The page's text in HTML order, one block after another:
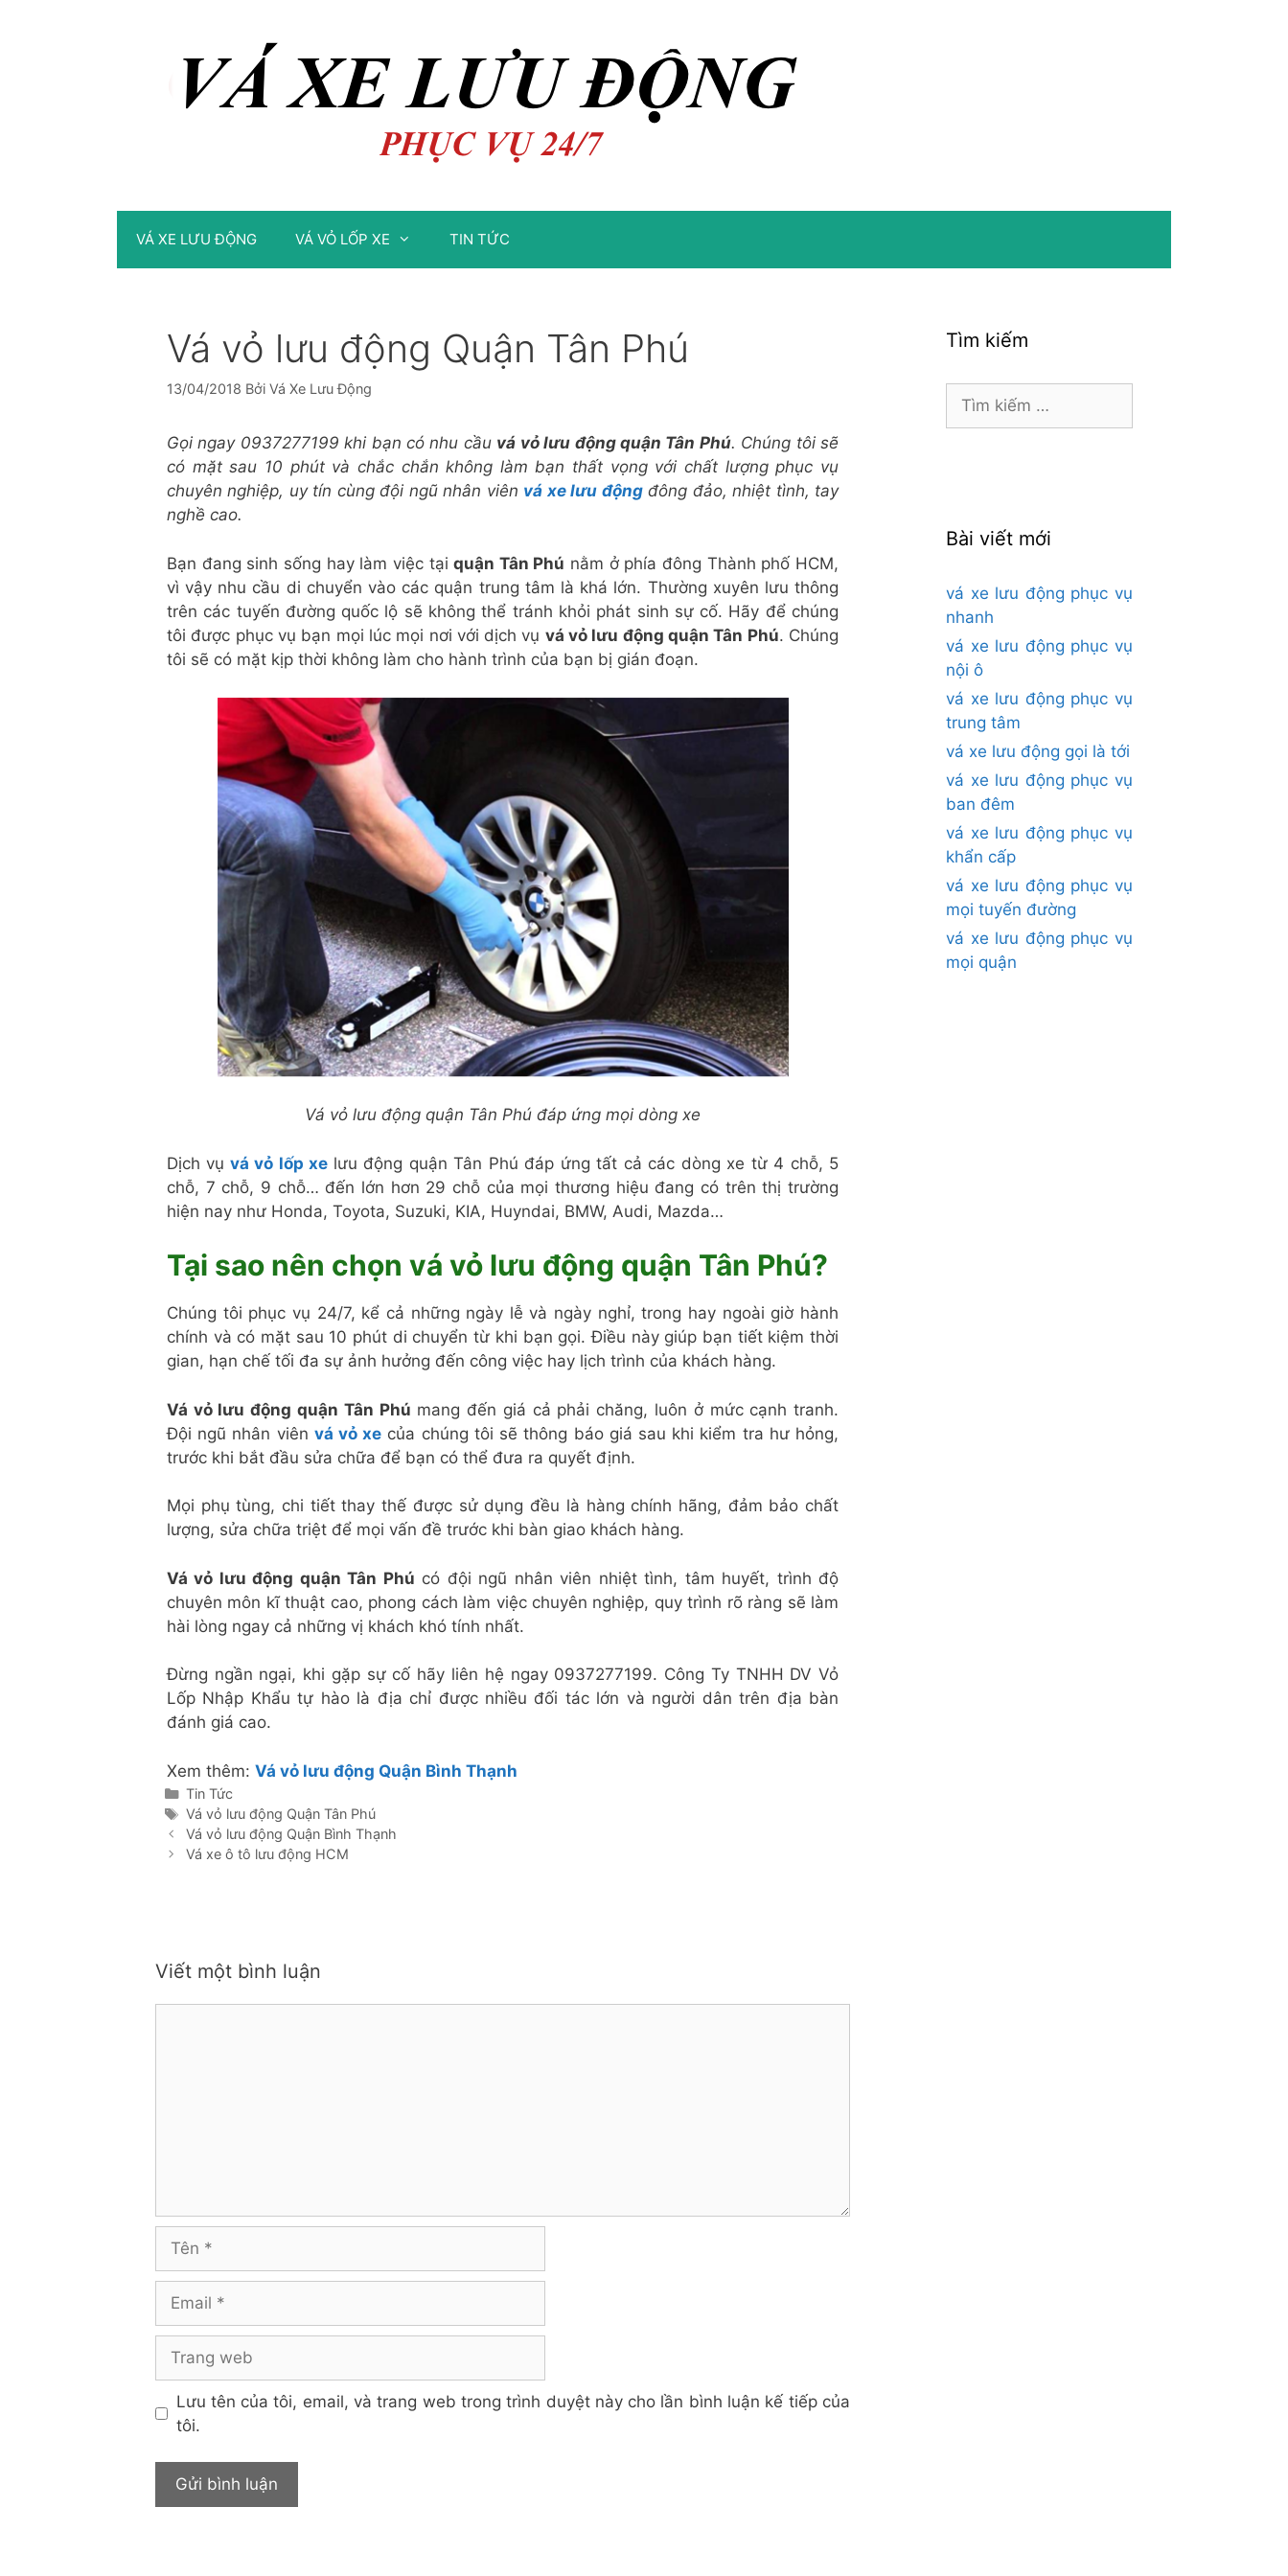
VÁ XE LƯU ĐỘNG VÁ VỎ LỐP XE TIN TỨC
Vá vỏ lưu động Quận Tân Phú
13/04/2018 Bởi Vá Xe Lưu Động
Gọi ngay 0937277199 khi bạn có nhu cầu vá vỏ lưu động quận Tân Phú. Chúng tôi sẽ
có mặt sau 10 phút và chắc chắn không làm bạn thất vọng với chất lượng phục vụ
chuyên nghiệp, uy tín cùng đội ngũ nhân viên vá xe lưu độngđông đảo, nhiệt tình, tay
nghề cao.
Bạn đang sinh sống hay làm việc tạiquận Tân Phú nằm ở phía đông Thành phố HCM,
vì vậy nhu cầu di chuyển vào các quận trung tâm là khá lớn. Thường xuyên lưu thông
trên các tuyến đường quốc lộ sẽ không thể tránh khỏi phát sinh sự cố. Hãy để chúng
tôi được phục vụ bạn mọi lúc mọi nơi với dịch vụ vá vỏ lưu động quận Tân Phú. Chúng
tôi sẽ có mặt kịp thời không làm cho hành trình của bạn bị gián đoạn.
Vá vỏ lưu động quận Tân Phú đáp ứng mọi dòng xe
Dịch vụ vá vỏ lốp xe lưu động quận Tân Phú đáp ứng tất cả các dòng xe từ 4 chỗ, 5
chỗ, 7 chỗ, 9 chỗ… đến lớn hơn 29 chỗ của mọi thương hiệu đang có trên thị trường
hiện nay như Honda, Toyota, Suzuki, KIA, Huyndai, BMW, Audi, Mazda…
Tại sao nên chọn vá vỏ lưu động quận Tân Phú?
Chúng tôi phục vụ 24/7, kể cả những ngày lễ và ngày nghỉ, trong hay ngoài giờ hành
chính và có mặt sau 10 phút di chuyển từ khi bạn gọi. Điều này giúp bạn tiết kiệm thời
gian, hạn chế tối đa sự ảnh hưởng đến công việc hay lịch trình của khách hàng.
Vá vỏ lưu động quận Tân Phú mang đến giá cả phải chăng, luôn ở mức cạnh tranh.
Đội ngũ nhân viên vá vỏ xe của chúng tôi sẽ thông báo giá sau khi kiểm tra hư hỏng,
trước khi bắt đầu sửa chữa để bạn có thể đưa ra quyết định.
Mọi phụ tùng, chi tiết thay thế được sử dụng đều là hàng chính hãng, đảm bảo chất
lượng, sửa chữa triệt để mọi vấn đề trước khi bàn giao khách hàng.
Vá vỏ lưu động quận Tân Phú có đội ngũ nhân viên nhiệt tình, tâm huyết, trình độ
chuyên môn kĩ thuật cao, phong cách làm việc chuyên nghiệp, quy trình rõ ràng sẽ làm
hài lòng ngay cả những vị khách khó tính nhất.
Đừng ngần ngại, khi gặp sự cố hãy liên hệ ngay 0937277199. Công Ty TNHH DV Vỏ
Lốp Nhập Khẩu tự hào là địa chỉ được nhiều đối tác lớn và người dân trên địa bàn
đánh giá cao.
Xem thêm: Vá vỏ lưu động Quận Bình Thạnh
Danh
mục
Tin Tức
Thẻ
Vá vỏ lưu động Quận Tân Phú
Vá vỏ lưu động Quận Bình Thạnh
Vá xe ô tô lưu động HCM
Viết một bình luận
web
Lưu tên của tôi, email, và trang web trong trình duyệt này cho lần bình luận kế tiếp của
tôi.
Tìm kiếm
Tìm
Bài viết mới
vá xe lưu động phục vụ
nhanh
vá xe lưu động phục vụ
nội ô
vá xe lưu động phục vụ
trung tâm
vá xe lưu động gọi là tới
vá xe lưu động phục vụ
ban đêm
vá xe lưu động phục vụ
khẩn cấp
vá xe lưu động phục vụ
mọi tuyến đường
vá xe lưu động phục vụ
mọi quận